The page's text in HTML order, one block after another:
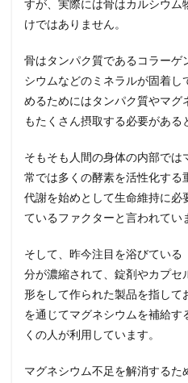
すが、実際には骨はカルシウム
けではありません。
骨はタンパク質であるコラーゲ
シウムなどのミネラルが固着し
めるためにはタンパク質やマグ
もたくさん摂取する必要がある
そもそも人間の身体の内部では
常では多くの酵素を活性化する
代謝を始めとして生命維持に必
ているファクターと言われてい
そして、昨今注目を浴びてい
分が濃縮されて、錠剤やカプセ
形をして作られた製品を指して
を通じてマグネシウムを補給す
くの人が利用しています。
マグネシウム不足を解消する